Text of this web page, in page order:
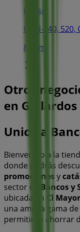
Repsol
CR N-340,
820 m
Otros
en Gallardos
Unicaja
Bienvenido a la
donde podrás
promociones y
sector de Bancos y
ubicada en Cl
una amplia gama
permitirán ahorrar